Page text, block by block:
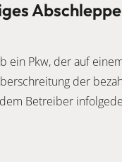
ein Pkw, der auf
der
Betreiber